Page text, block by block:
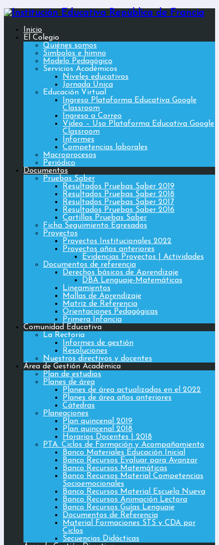
Inicio
El Colegio
Quiénes somos
Simbolos e himno
Modelo Pedagógico
Servicios Académicos
Niveles educativos
Jornada Única
Educación Virtual
Ingreso Plataforma Educativa Google
Classroom
Ingreso a Correo
Vídeo – Uso Plataforma Educativa Google
Classroom
Informes
Competencias laborales
Macroprocesos
Periódico
Documentos
Pruebas Saber
Resultados Pruebas Saber 2019
Resultados Pruebas Saber 2018
Resultados Pruebas Saber 2017
Resultados Pruebas Saber 2016
Cartillas Pruebas Saber
Ficha Seguimiento Egresados
Proyectos
Proyectos Institucionales 2022
Proyectos años anteriores
Evidencias Proyectos | Actividades
Documentos de referencia
Derechos básicos de Aprendizaje
DBA Lenguaje-Matemáticas
Lineamientos
Mallas de Aprendizaje
Matriz de Referencia
Orientaciones Pedagógicas
Primera Infancia
Comunidad Educativa
La Rectoria
Informes de gestión
Resoluciones
Nuestros directivos y docentes
Área de Gestión Académica
Plan de estudios
Planes de área
Planes de área actualizadas en el 2022
Planes de área años anteriores
Cátedras
Planeaciones
Plan quincenal 2019
Plan quincenal 2018
Horarios Docentes | 2018
PTA. Ciclos de Formación y Acompañamiento
Banco Materiales Educación Inicial
Banco Recursos Evaluar para Avanzar
Banco Recursos Matemáticas
Banco Recursos Material Competencias
Socioemocionales
Banco Recursos Material Escuela Nueva
Banco Recursos Animación Lectora
Banco Recursos Guías Lenguaje
Documentos de Referencia
Material Formaciones STS y CDA por
Ciclos
Secuencias Didácticas